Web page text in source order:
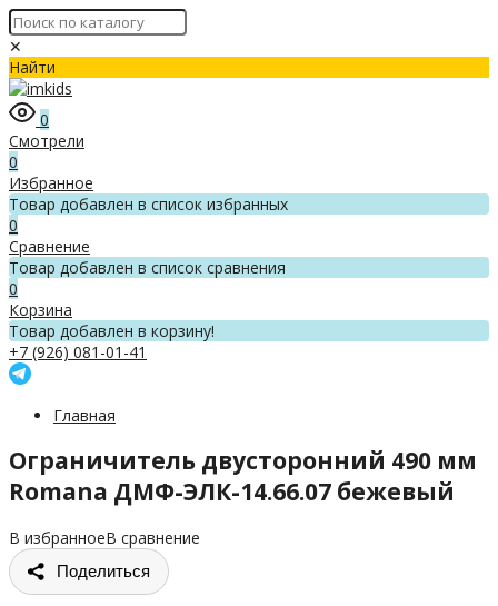
✕
Найти
0
Смотрели
0
Избранное
Товар добавлен в список избранных
0
Сравнение
Товар добавлен в список сравнения
0
Корзина
Товар добавлен в корзину!
+7 (926) 081-01-41
Главная
Ограничитель двусторонний 490 мм
Romana ДМФ-ЭЛК-14.66.07 бежевый
В избранноеВ сравнение
Поделиться